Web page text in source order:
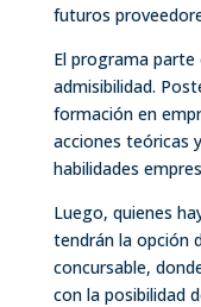
futuros
El programa parte
admisibilidad.
formación en
acciones teóricas
habilidades
Luego, quienes
tendrán la opción
concursable,
con la posibilidad